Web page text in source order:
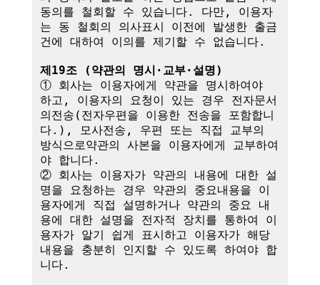
동의를 철회할 수 있습니다. 다만, 이용자
는 동 철회의 의사표시 이전에 발생한 출금
건에 대하여 이의를 제기할 수 없습니다.
제19조 (약관의 명시·교부·설명)
① 회사는 이용자에게 약관을 명시하여야
하고, 이용자의 요청이 있는 경우 전자문서
의전송(전자우편을 이용한 전송을 포함합니
다.), 모사전송, 우편 또는 직접 교부의
방식으로약관의 사본을 이용자에게 교부하여
야 합니다.
② 회사는 이용자가 약관의 내용에 대한 설
명을 요청하는 경우 약관의 중요내용을 이
용자에게 직접 설명하거나 약관의 중요 내
용에 대한 설명을 전자적 장치를 통하여 이
용자가 알기 쉽게 표시하고 이용자가 해당
내용을 충분히 인지할 수 있도록 하여야 합
니다.